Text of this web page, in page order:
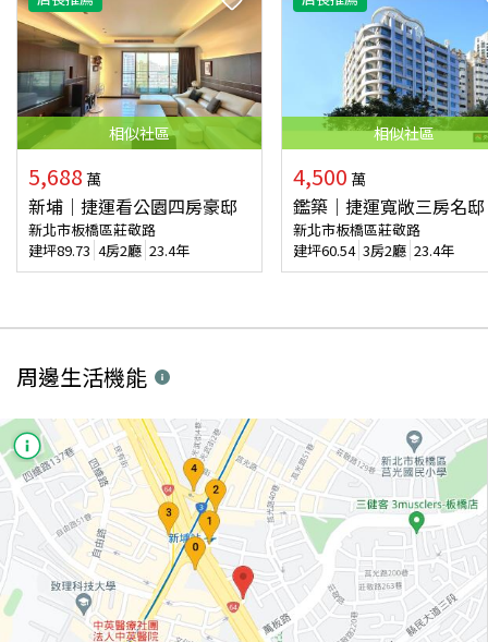
相似社區
5,688 萬
新埔｜捷運看公園四房豪邸
新北市板橋區莊敬路
建坪89.73 4房2廳 23.4年
相似社區
4,500 萬
鑑築｜捷運寬敞三房名邸
新北市板橋區莊敬路
建坪60.54 3房2廳 23.4年
周邊生活機能